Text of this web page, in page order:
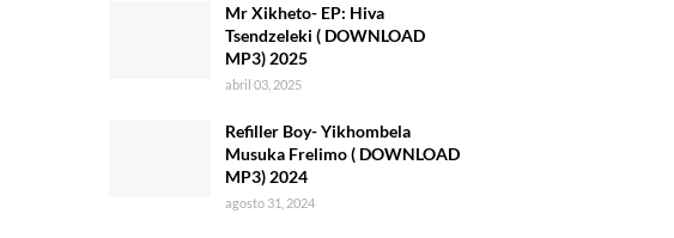
Mr Xikheto- EP: Hiva
Tsendzeleki ( DOWNLOAD
MP3) 2025
abril 03, 2025
Refiller Boy- Yikhombela
Musuka Frelimo ( DOWNLOAD
MP3) 2024
agosto 31, 2024